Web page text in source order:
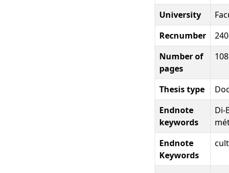
University
Recnumber
240
Number of
pages
Thesis type
Endnote
keywords
Di-
Endnote
Keywords